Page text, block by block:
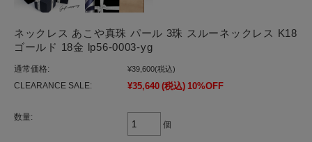
ネックレス あこや真珠 パール 3珠 スルーネックレス K18
ゴールド 18金 lp56-0003-yg
通常価格: ¥39,600(税込)
CLEARANCE SALE: ¥35,640 (税込) 10%OFF
数量:
個